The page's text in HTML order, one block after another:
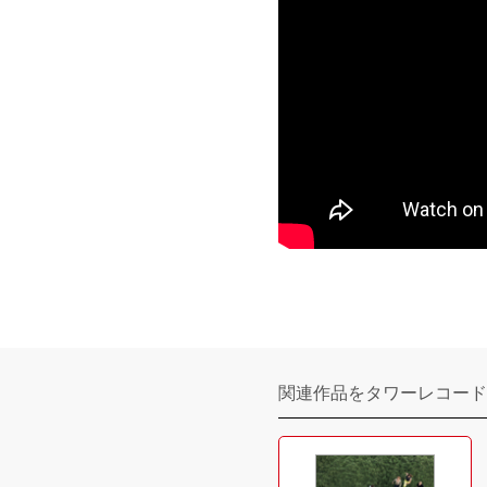
関連作品をタワーレコー